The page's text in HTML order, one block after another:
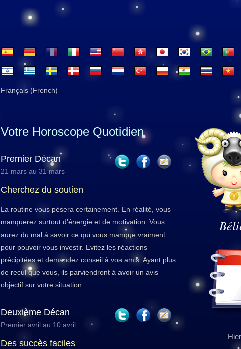
Français (French)
Hier
Votre Horoscope Quotidien
Premier Décan
21 mars au 31 mars
Cherchez du soutien
La routine vous pèsera certainement. En réalité, vous
manquerez surtout d’énergie et de motivation. Vous
aurez du mal à savoir ce qui vous manque vraiment
pour pouvoir vous investir. Evitez les réactions
précipitées et demandez conseil à vos amis. Ayant plus
de recul que vous, ils parviendront à avoir un avis
objectif sur votre situation.
Deuxième Décan
Premier avril au 10 avril
Des succès faciles